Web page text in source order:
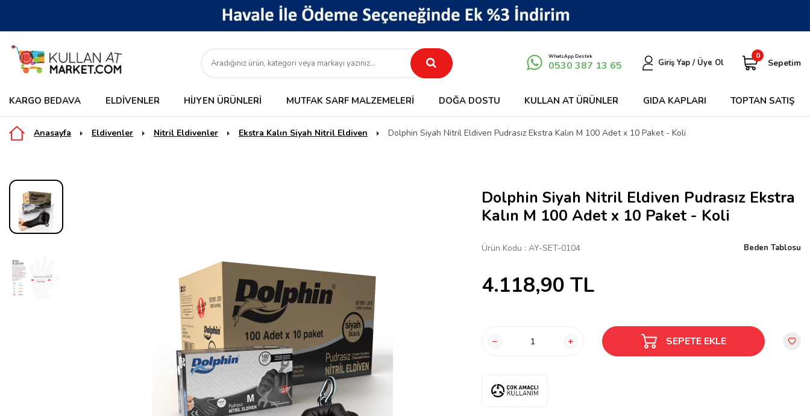
WhatsApp Destek
0530 387 13 65 Giriş Yap / Üye Ol
0
Sepetim
KARGO BEDAVA ELDIVENLER HIJYEN ÜRÜNLERI MUTFAK SARF MALZEMELERI DOĞA DOSTU KULLAN AT ÜRÜNLER GIDA KAPLARI TOPTAN SATIŞ
Anasayfa Eldivenler Nitril Eldivenler Ekstra Kalın Siyah Nitril Eldiven Dolphin Siyah Nitril Eldiven Pudrasız Ekstra Kalın M 100 Adet x 10 Paket - Koli
Dolphin Siyah Nitril Eldiven Pudrasız Ekstra
Kalın M 100 Adet x 10 Paket - Koli
Ürün Kodu : AY-SET-0104 Beden Tablosu
4.118,90 TL
SEPETE EKLE